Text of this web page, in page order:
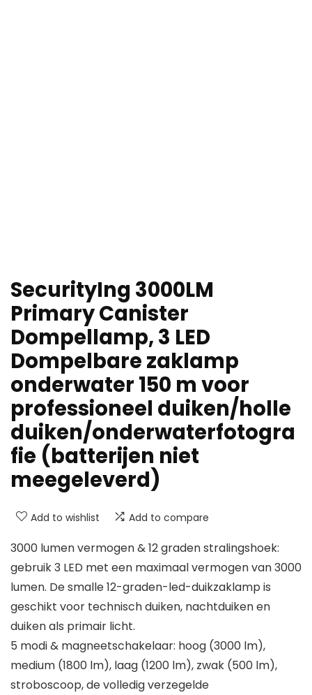
SecurityIng 3000LM
Primary Canister
Dompellamp, 3 LED
Dompelbare zaklamp
onderwater 150 m voor
professioneel duiken/holle
duiken/onderwaterfotogra
fie (batterijen niet
meegeleverd)
Add to wishlist Add to compare
3000 lumen vermogen & 12 graden stralingshoek:
gebruik 3 LED met een maximaal vermogen van 3000
lumen. De smalle 12-graden-led-duikzaklamp is
geschikt voor technisch duiken, nachtduiken en
duiken als primair licht.
5 modi & magneetschakelaar: hoog (3000 lm),
medium (1800 lm), laag (1200 lm), zwak (500 lm),
stroboscoop, de volledig verzegelde